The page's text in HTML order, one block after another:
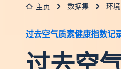
主页 数据集 环境
过去空气质素健康指数记